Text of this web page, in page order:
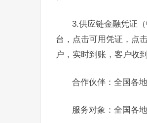
3.供应链金融凭证
台，点击可用凭证，点
户，实时到账，客户收
合作伙伴：全国各
服务对象：全国各